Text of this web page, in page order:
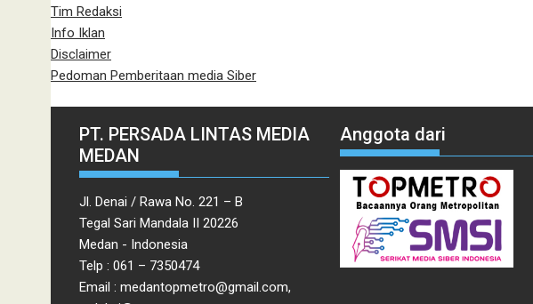
Tim Redaksi
Info Iklan
Disclaimer
Pedoman Pemberitaan media Siber
PT. PERSADA LINTAS MEDIA
MEDAN
Jl. Denai / Rawa No. 221 – B
Tegal Sari Mandala II 20226
Medan - Indonesia
Telp : 061 – 7350474
Email : medantopmetro@gmail.com,
Anggota dari